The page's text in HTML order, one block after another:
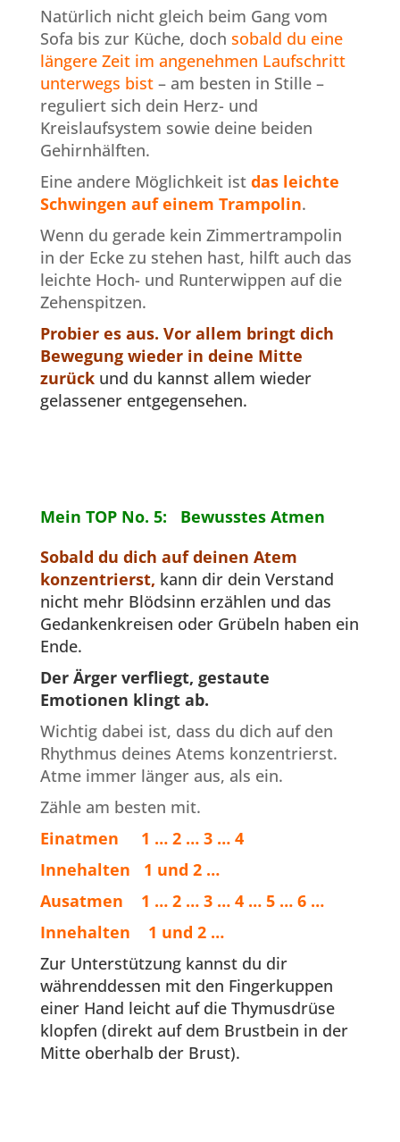
Natürlich nicht gleich beim Gang vom
Sofa bis zur Küche, doch sobald du eine
längere Zeit im angenehmen Laufschritt
unterwegs bist– am besten in Stille –
reguliert sich dein Herz- und
Kreislaufsystem sowie deine beiden
Gehirnhälften.
Eine andere Möglichkeit ist das leichte
Schwingen auf einem Trampolin.
Wenn du gerade kein Zimmertrampolin
in der Ecke zu stehen hast, hilft auch das
leichte Hoch- und Runterwippen auf die
Zehenspitzen.
Probier es aus. Vor allem bringt dich
Bewegung wieder in deine Mitte
zurück und du kannst allem wieder
gelassener entgegensehen.
Mein TOP No. 5: Bewusstes Atmen
Sobald du dich auf deinen Atem
konzentrierst, kann dir dein Verstand
nicht mehr Blödsinn erzählen und das
Gedankenkreisen oder Grübeln haben ein
Ende.
Der Ärger verfliegt, gestaute
Emotionen klingt ab.
Wichtig dabei ist, dass du dich auf den
Rhythmus deines Atems konzentrierst.
Atme immer länger aus, als ein.
Zähle am besten mit.
Einatmen 1 … 2 … 3 … 4
Innehalten 1 und 2 …
Ausatmen 1 … 2 … 3 … 4 … 5 … 6 …
Innehalten 1 und 2 …
Zur Unterstützung kannst du dir
währenddessen mit den Fingerkuppen
einer Hand leicht auf die Thymusdrüse
klopfen (direkt auf dem Brustbein in der
Mitte oberhalb der Brust).